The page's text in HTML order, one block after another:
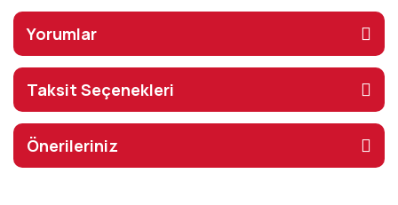
Yorumlar
Taksit Seçenekleri
Önerileriniz